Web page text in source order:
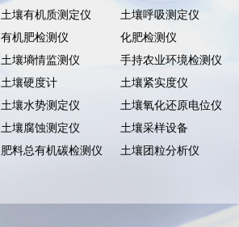
土壤有机质测定仪
土壤呼吸测定仪
有机肥检测仪
化肥检测仪
土壤墒情监测仪
手持农业环境检测仪
土壤硬度计
土壤紧实度仪
土壤水势测定仪
土壤氧化还原电位仪
土壤腐蚀测定仪
土壤采样设备
肥料总有机碳检测仪
土壤团粒分析仪